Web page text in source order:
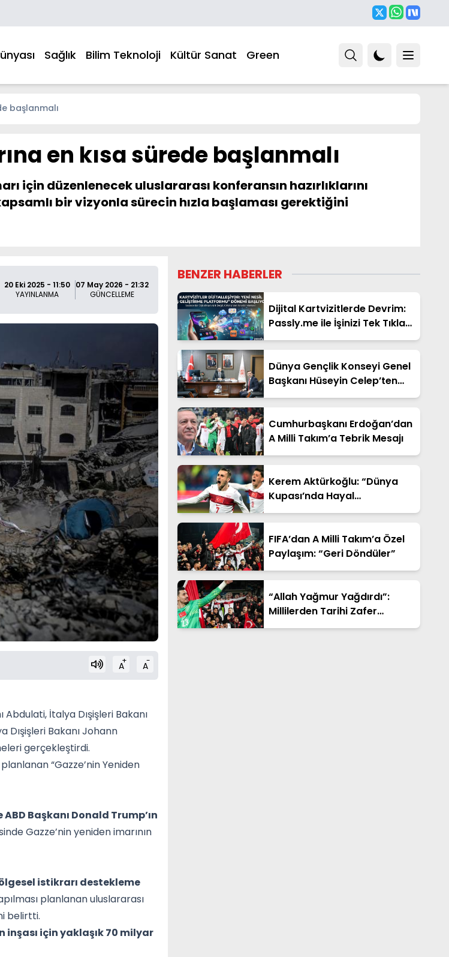
Sağlık Bilim Teknoloji Kültür Sanat Green
başlanmalı
en kısa sürede başlanmalı
için düzenlenecek uluslararası konferansın hazırlıklarını
bir vizyonla sürecin hızla başlaması gerektiğini
20 Eki 2025 - 11:50
YAYINLANMA
07 May 2026 - 21:32
GÜNCELLEME
A+ A-
Abdulati, İtalya Dışişleri Bakanı
Dışişleri Bakanı Johann
gerçekleştirdi.
“Gazze’nin Yeniden
Başkanı Donald Trump’ın
Gazze’nin yeniden imarının
istikrarı destekleme
planlanan uluslararası
belirtti.
inşası için yaklaşık 70 milyar
BENZER HABERLER
Dijital Kartvizitlerde Devrim:
Passly.me ile İşinizi Tek Tıkla
Büyütün
Dünya Gençlik Konseyi Genel
Başkanı Hüseyin Celep’ten
Bakan Yardımcısı Ahmet
Cumhurbaşkanı Erdoğan’dan
A Milli Takım’a Tebrik Mesajı
Kerem Aktürkoğlu: “Dünya
Kupası’nda Hayal
Kurduracağız”
FIFA’dan A Milli Takım’a Özel
Paylaşım: “Geri Döndüler”
“Allah Yağmur Yağdırdı”:
Millilerden Tarihi Zafer
Sonrası Duygusal Sözler